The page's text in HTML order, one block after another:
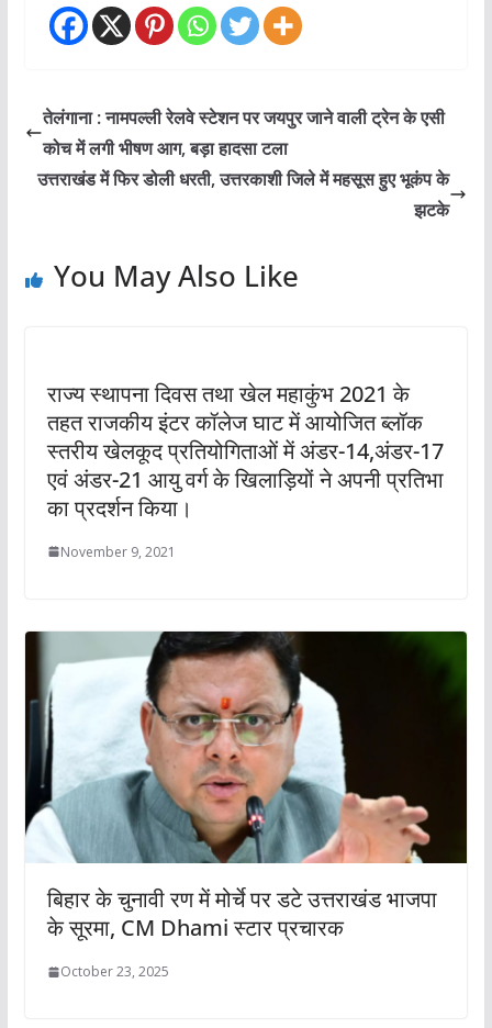
तेलंगाना : नामपल्ली रेलवे स्टेशन पर जयपुर जाने वाली ट्रेन के एसी
कोच में लगी भीषण आग, बड़ा हादसा टला
उत्तराखंड में फिर डोली धरती, उत्तरकाशी जिले में महसूस हुए भूकंप के
झटके
You May Also Like
राज्य स्थापना दिवस तथा खेल महाकुंभ 2021 के
तहत राजकीय इंटर कॉलेज घाट में आयोजित ब्लॉक
स्तरीय खेलकूद प्रतियोगिताओं में अंडर-14,अंडर-17
एवं अंडर-21 आयु वर्ग के खिलाड़ियों ने अपनी प्रतिभा
का प्रदर्शन किया।
November 9, 2021
बिहार के चुनावी रण में मोर्चे पर डटे उत्तराखंड भाजपा
के सूरमा, CM Dhami स्‍टार प्रचारक
October 23, 2025